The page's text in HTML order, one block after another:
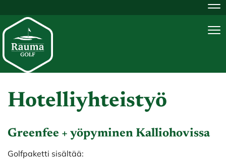
Hotelliyhteistyö
Greenfee + yöpyminen Kalliohovissa
Golfpaketti sisältää: